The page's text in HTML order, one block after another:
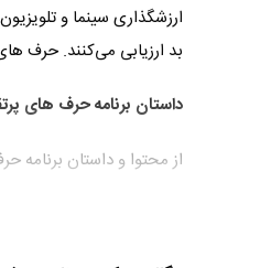
ارزشگذاری سینما و
بد ارزیابی می‌کنند. حرف های پرتقالی در تاریخ
داستان برنامه حرف های
از محتوا و داستان برنامه
در خلاصه داستانی که یا